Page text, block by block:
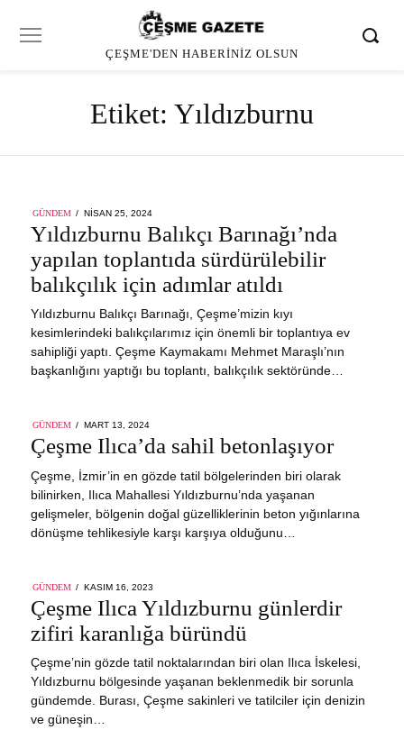
ÇEŞME'DEN HABERINIZ OLSUN
Etiket: Yıldızburnu
GÜNDEM
POSTED
ON
NISAN 25, 2024
Yıldızburnu Balıkçı Barınağı’nda
yapılan toplantıda sürdürülebilir
balıkçılık için adımlar atıldı
Yıldızburnu Balıkçı Barınağı, Çeşme’mizin kıyı
kesimlerindeki balıkçılarımız için önemli bir toplantıya ev
sahipliği yaptı. Çeşme Kaymakamı Mehmet Maraşlı’nın
başkanlığını yaptığı bu toplantı, balıkçılık sektöründe…
GÜNDEM
POSTED
MART 13, 2024
Çeşme Ilıca’da sahil betonlaşıyor
Çeşme, İzmir’in en gözde tatil bölgelerinden biri olarak
bilinirken, Ilıca Mahallesi Yıldızburnu’nda yaşanan
gelişmeler, bölgenin doğal güzelliklerinin beton yığınlarına
dönüşme tehlikesiyle karşı karşıya olduğunu…
GÜNDEM
POSTED
KASIM 16, 2023
Çeşme Ilıca Yıldızburnu günlerdir
zifiri karanlığa büründü
Çeşme’nin gözde tatil noktalarından biri olan Ilıca İskelesi,
Yıldızburnu bölgesinde yaşanan beklenmedik bir sorunla
gündemde. Burası, Çeşme sakinleri ve tatilciler için denizin
ve güneşin…